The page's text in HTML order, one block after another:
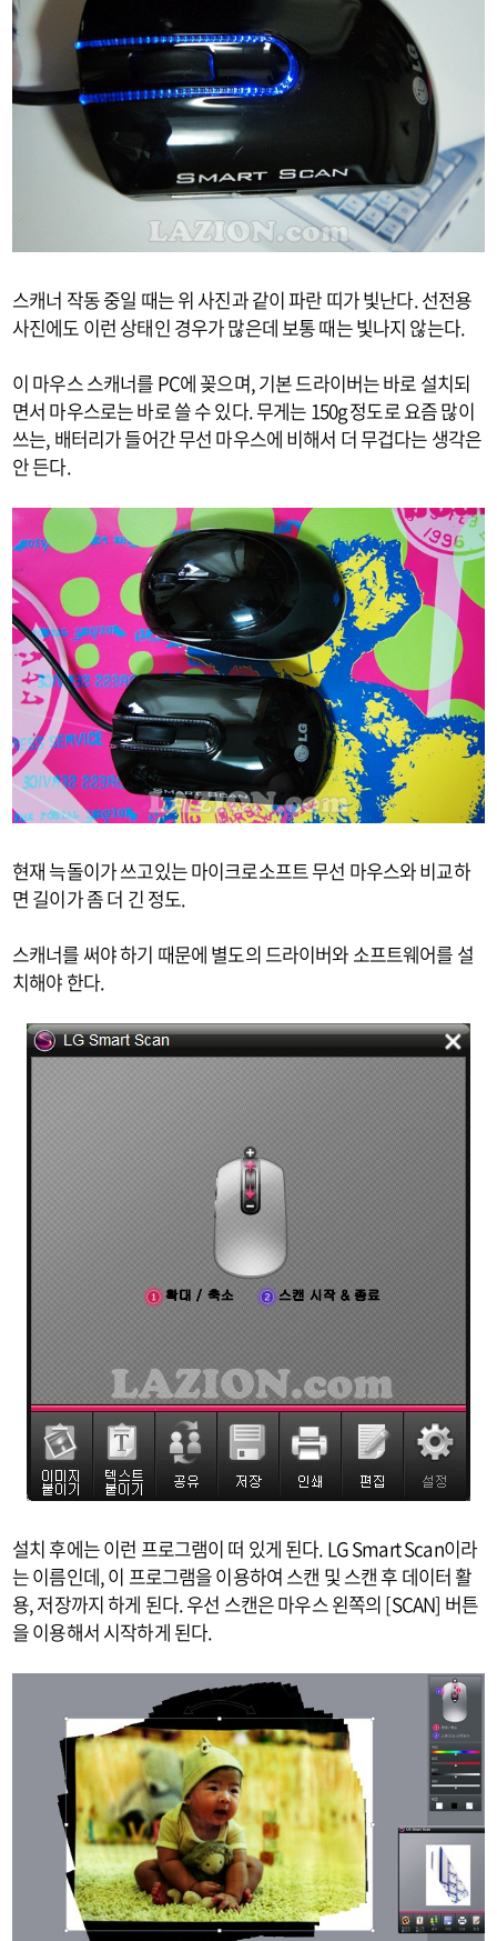
스캐너 작동 중일 때는 위 사진과 같이 파란 띠가 빛난다. 선전용
사진에도 이런 상태인 경우가 많은데 보통 때는 빛나지 않는다.
이 마우스 스캐너를 PC에 꽂으며, 기본 드라이버는 바로 설치되
면서 마우스로는 바로 쓸 수 있다. 무게는 150g 정도로 요즘 많이
쓰는, 배터리가 들어간 무선 마우스에 비해서 더 무겁다는 생각은
안 든다.
현재 늑돌이가 쓰고있는 마이크로소프트 무선 마우스와 비교하
면 길이가 좀 더 긴 정도.
스캐너를 써야 하기 때문에 별도의 드라이버와 소프트웨어를 설
치해야 한다.
설치 후에는 이런 프로그램이 떠 있게 된다. LG Smart Scan이라
는 이름인데, 이 프로그램을 이용하여 스캔 및 스캔 후 데이터 활
용, 저장까지 하게 된다. 우선 스캔은 마우스 왼쪽의 [SCAN] 버튼
을 이용해서 시작하게 된다.